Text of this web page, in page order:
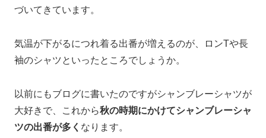
づいてきています。
気温が下がるにつれ着る出番が増えるのが、ロンTや長
袖のシャツといったところでしょうか。
以前にもブログに書いたのですがシャンブレーシャツが
大好きで、これから秋の時期にかけてシャンブレーシャ
ツの出番が多く なります。